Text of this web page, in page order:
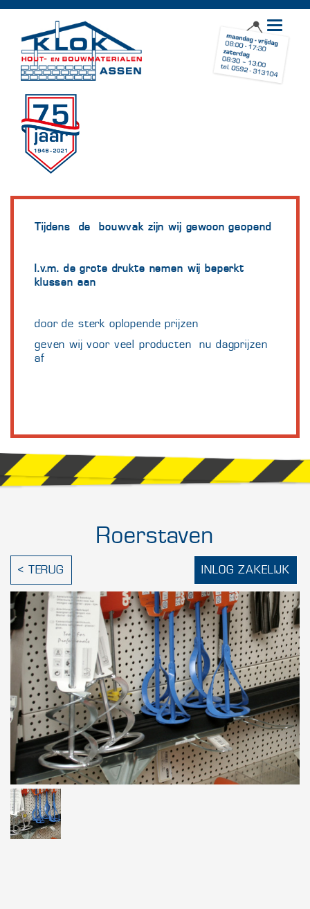
Toggle
Tijdens de bouwvak zijn wij gewoon geopend
I.v.m. de grote drukte nemen wij beperkt
klussen aan
door de sterk oplopende prijzen
geven wij voor veel producten nu dagprijzen
af
< TERUG INLOG ZAKELIJK
Roerstaven